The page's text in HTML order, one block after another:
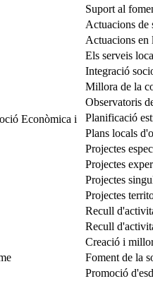
Suport al
Econòmica i
Actuacions de
Actuacions en
Els serveis
Integració
Millora de la
Observatoris
Planificació
Plans locals
Projectes
Projectes
Projectes
Projectes
Recull
Recull
Creació i
Foment de la
Promoció